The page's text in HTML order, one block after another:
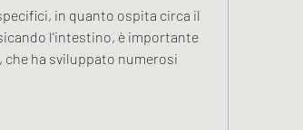
in quanto ospita circa il
l'intestino, è importante
che ha sviluppato numerosi